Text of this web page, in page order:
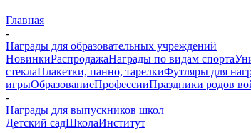
Главная
-
Награды для образовательных учреждений
НовинкиРаспродажаНаграды по видам спорта
стеклаПлакетки, панно, тарелкиФутляры для
игрыОбразованиеПрофессииПраздники родов
-
Награды для выпускников школ
Детский садШколаИнститут